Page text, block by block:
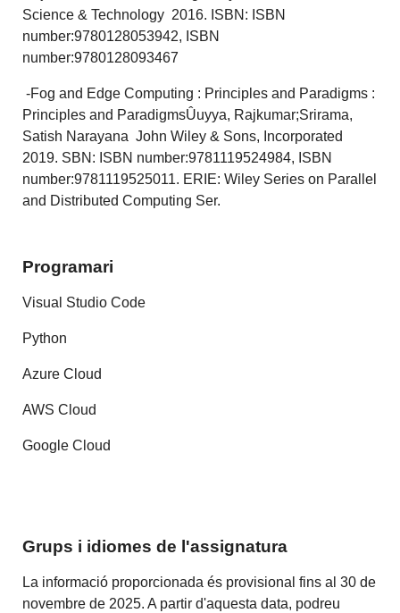
Science & Technology 2016. ISBN: ISBN
number:9780128053942, ISBN
number:9780128093467
-Fog and Edge Computing : Principles and Paradigms :
Principles and ParadigmsÛuyya, Rajkumar;Srirama,
Satish Narayana John Wiley & Sons, Incorporated
2019. SBN: ISBN number:9781119524984, ISBN
number:9781119525011. ERIE: Wiley Series on Parallel
and Distributed Computing Ser.
Programari
Visual Studio Code
Python
Azure Cloud
AWS Cloud
Google Cloud
Grups i idiomes de l'assignatura
La informació proporcionada és provisional fins al 30 de
novembre de 2025. A partir d'aquesta data, podreu